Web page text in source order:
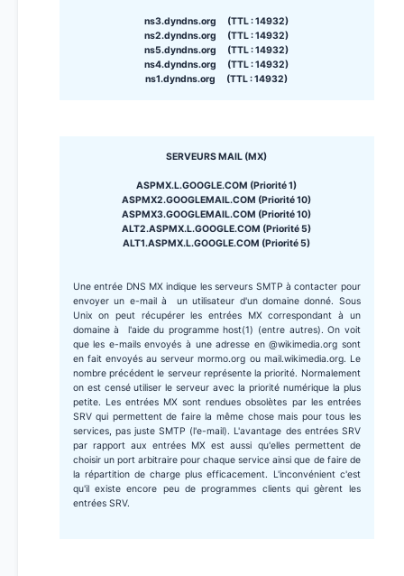
ns3.dyndns.org (TTL : 14932)
ns2.dyndns.org (TTL : 14932)
ns5.dyndns.org (TTL : 14932)
ns4.dyndns.org (TTL : 14932)
ns1.dyndns.org (TTL : 14932)
SERVEURS MAIL (MX)
ASPMX.L.GOOGLE.COM (Priorité 1)
ASPMX2.GOOGLEMAIL.COM (Priorité 10)
ASPMX3.GOOGLEMAIL.COM (Priorité 10)
ALT2.ASPMX.L.GOOGLE.COM (Priorité 5)
ALT1.ASPMX.L.GOOGLE.COM (Priorité 5)
Une entrée DNS MX indique les serveurs SMTP à contacter pour
envoyer un e-mail à un utilisateur d'un domaine donné. Sous
Unix on peut récupérer les entrées MX correspondant à un
domaine à l'aide du programme host(1) (entre autres). On voit
que les e-mails envoyés à une adresse en @wikimedia.org sont
en fait envoyés au serveur mormo.org ou mail.wikimedia.org. Le
nombre précédent le serveur représente la priorité. Normalement
on est censé utiliser le serveur avec la priorité numérique la plus
petite. Les entrées MX sont rendues obsolètes par les entrées
SRV qui permettent de faire la même chose mais pour tous les
services, pas juste SMTP (l'e-mail). L'avantage des entrées SRV
par rapport aux entrées MX est aussi qu'elles permettent de
choisir un port arbitraire pour chaque service ainsi que de faire de
la répartition de charge plus efficacement. L'inconvénient c'est
qu'il existe encore peu de programmes clients qui gèrent les
entrées SRV.